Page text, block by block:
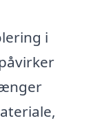
i